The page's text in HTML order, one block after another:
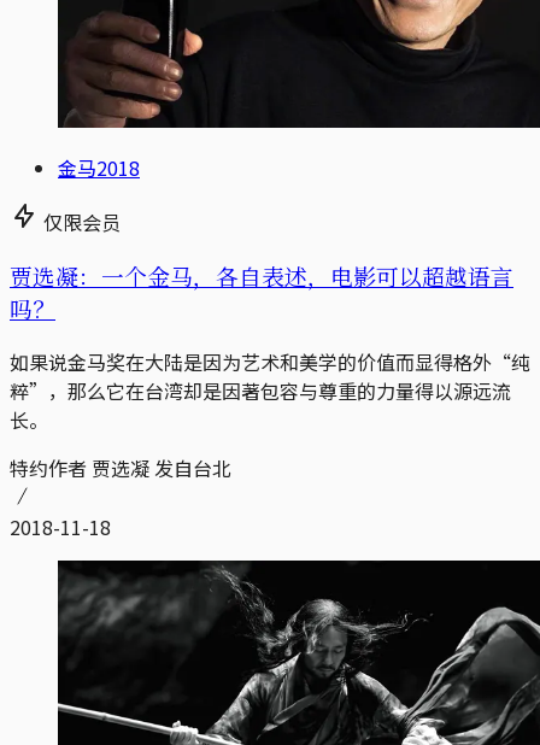
金马2018
仅限会员
贾选凝：一个金马，各自表述，电影可以超越语言
吗？
如果说金马奖在大陆是因为艺术和美学的价值而显得格外“纯
粹”，那么它在台湾却是因著包容与尊重的力量得以源远流
长。
特约作者 贾选凝 发自台北
2018-11-18